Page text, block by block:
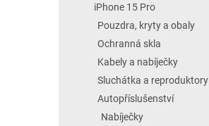
iPhone 15 Pro
Pouzdra, kryty a obaly
Ochranná skla
Kabely a nabíječky
Sluchátka a reproduktory
Autopříslušenství
Nabíječky